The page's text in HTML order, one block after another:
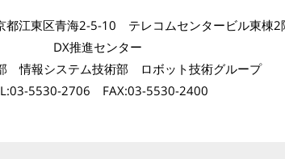
江東区青海2-5-10 テレコムセンタービル東棟2
DX推進センター
情報システム技術部 ロボット技術グループ
5530-2706 FAX:03-5530-2400